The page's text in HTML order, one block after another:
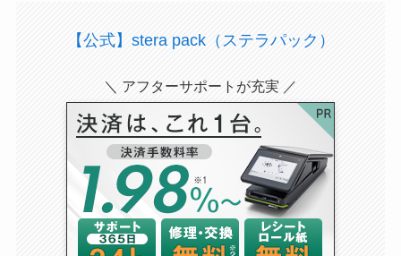
【公式】stera pack（ステラパック）
＼ アフターサポートが充実 ／